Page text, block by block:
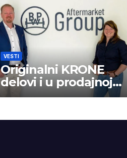
VESTI
Originalni KRONE
delovi i u prodajnoj i
logističkoj mreži
grupe